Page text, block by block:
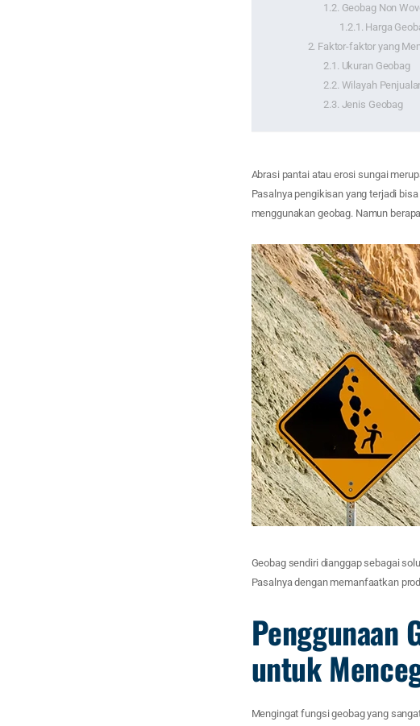
Geobag Non
Harga
Faktor-faktor yang
Ukuran Geobag
Wilayah
Jenis Geobag
Abrasi pantai atau erosi sungai
Pasalnya pengikisan yang terjadi
menggunakan geobag. Namun
Geobag sendiri dianggap sebagai
Pasalnya dengan memanfaatkan
Penggunaan
untuk
Mengingat fungsi geobag yang